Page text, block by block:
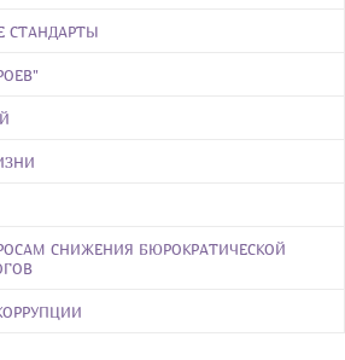
СТАНДАРТЫ
СНИЖЕНИЯ БЮРОКРАТИЧЕСКОЙ